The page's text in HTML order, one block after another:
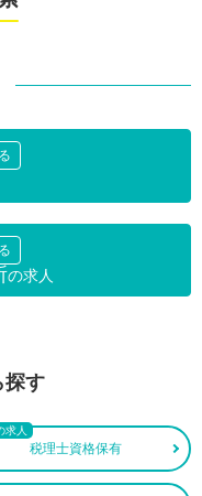
の求人
探す
税理士資格保有